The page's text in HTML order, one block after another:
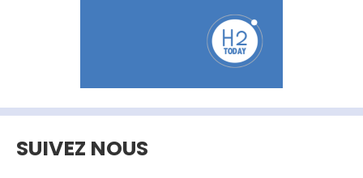
SUIVEZ NOUS